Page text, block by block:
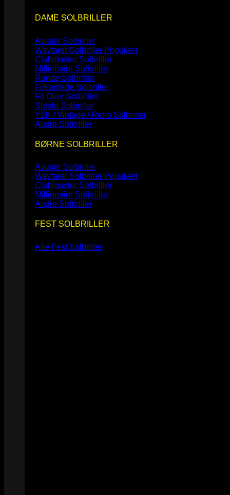
DAME SOLBRILLER
Aviator Solbriller
Wayfarer Solbriller
Clubmaster Solbriller
Millionaire Solbriller
Runde Solbriller
Firkantede Solbriller
Fit Over Solbriller
Shield Solbriller
Y2K / Vintage / Retro Solbriller
Andre Solbriller
BØRNE SOLBRILLER
Aviator Solbriller
Wayfarer Solbriller
Clubmaster Solbriller
Millionaire Solbriller
Andre Solbriller
FEST SOLBRILLER
Alle Fest Solbriller